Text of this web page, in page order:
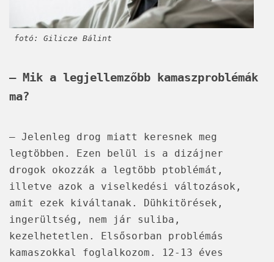
fotó: Gilicze Bálint
– Mik a legjellemzőbb kamaszproblémák
ma?
– Jelenleg drog miatt keresnek meg
legtöbben. Ezen belül is a dizájner
drogok okozzák a legtöbb ptoblémát,
illetve azok a viselkedési változások,
amit ezek kiváltanak. Dühkitörések,
ingerültség, nem jár suliba,
kezelhetetlen. Elsősorban problémás
kamaszokkal foglalkozom. 12-13 éves